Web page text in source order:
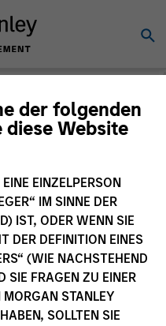
der folgenden
diese Website
EINZELPERSON
IM SINNE DER
IST, ODER WENN SIE
DER DEFINITION EINES
(WIE NACHSTEHEND
SIE FRAGEN ZU EINER
STANLEY
SOLLTEN SIE